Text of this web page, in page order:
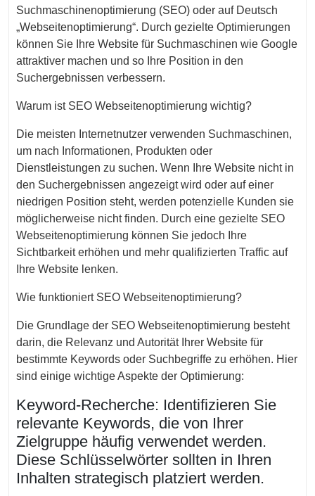
Suchmaschinenoptimierung (SEO) oder auf Deutsch
„Webseitenoptimierung“. Durch gezielte Optimierungen
können Sie Ihre Website für Suchmaschinen wie Google
attraktiver machen und so Ihre Position in den
Suchergebnissen verbessern.
Warum ist SEO Webseitenoptimierung wichtig?
Die meisten Internetnutzer verwenden Suchmaschinen,
um nach Informationen, Produkten oder
Dienstleistungen zu suchen. Wenn Ihre Website nicht in
den Suchergebnissen angezeigt wird oder auf einer
niedrigen Position steht, werden potenzielle Kunden sie
möglicherweise nicht finden. Durch eine gezielte SEO
Webseitenoptimierung können Sie jedoch Ihre
Sichtbarkeit erhöhen und mehr qualifizierten Traffic auf
Ihre Website lenken.
Wie funktioniert SEO Webseitenoptimierung?
Die Grundlage der SEO Webseitenoptimierung besteht
darin, die Relevanz und Autorität Ihrer Website für
bestimmte Keywords oder Suchbegriffe zu erhöhen. Hier
sind einige wichtige Aspekte der Optimierung:
Keyword-Recherche: Identifizieren Sie
relevante Keywords, die von Ihrer
Zielgruppe häufig verwendet werden.
Diese Schlüsselwörter sollten in Ihren
Inhalten strategisch platziert werden.